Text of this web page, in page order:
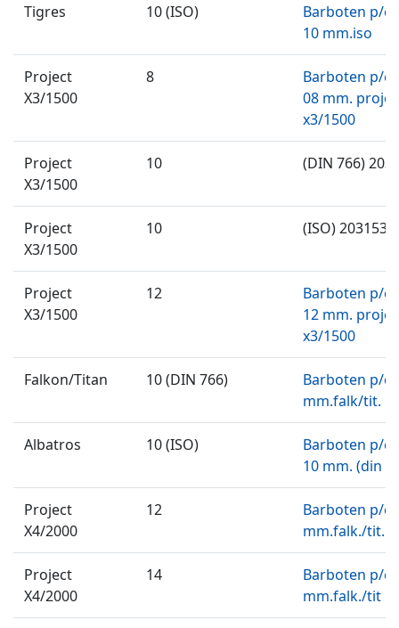
Tigres 10 (ISO)
Barboten p/
10 mm.iso
Project
X3/1500
8
Barboten p/
08 mm.
x3/1500
Project
X3/1500
10 (DIN 766)
Project
X3/1500
10 (ISO)
Project
X3/1500
12
Barboten p/
12 mm.
x3/1500
Falkon/Titan 10 (DIN 766)
Barboten p/
mm.falk/tit.
Albatros 10 (ISO)
Barboten p/
10 mm. (din
Project
X4/2000
12
Barboten p/
mm.falk./tit.
Project
X4/2000
14
Barboten p/
mm.falk./tit